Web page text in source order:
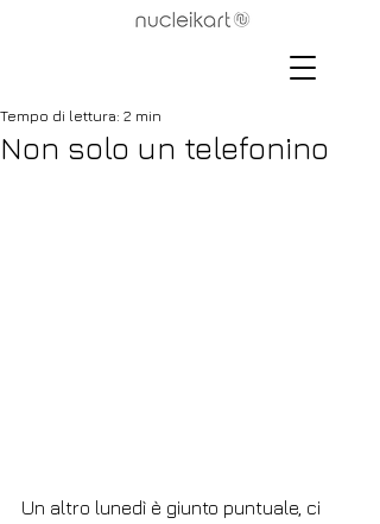
Non solo un telefonino
Tempo di lettura: 2 min
Un altro lunedì è giunto puntuale, ci